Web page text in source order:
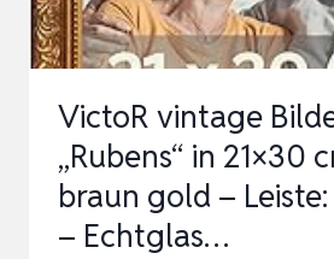
ANTIK
LOOK
POSTER,
FOTOS
&
URKUND…
VictoR vintage
„Rubens“ in 21×30
braun gold –
– Echtglas…